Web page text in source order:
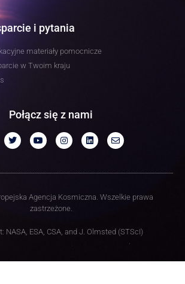
i pytania
materiały pomocnicze
w Twoim kraju
Połącz się z nami
Agencja Kosmiczna. Wszelkie prawa
zastrzeżone.
NASA, ESA, CSA, and J. Olmsted (STScI)